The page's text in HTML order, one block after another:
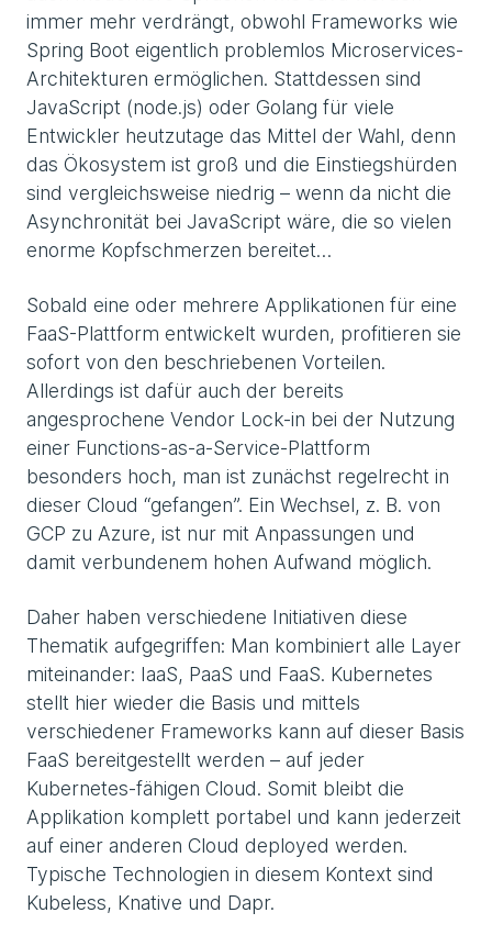
immer mehr verdrängt, obwohl Frameworks wie
Spring Boot eigentlich problemlos Microservices-
Architekturen ermöglichen. Stattdessen sind
JavaScript (node.js) oder Golang für viele
Entwickler heutzutage das Mittel der Wahl, denn
das Ökosystem ist groß und die Einstiegshürden
sind vergleichsweise niedrig – wenn da nicht die
Asynchronität bei JavaScript wäre, die so vielen
enorme Kopfschmerzen bereitet…
Sobald eine oder mehrere Applikationen für eine
FaaS-Plattform entwickelt wurden, profitieren sie
sofort von den beschriebenen Vorteilen.
Allerdings ist dafür auch der bereits
angesprochene Vendor Lock-in bei der Nutzung
einer Functions-as-a-Service-Plattform
besonders hoch, man ist zunächst regelrecht in
dieser Cloud “gefangen”. Ein Wechsel, z. B. von
GCP zu Azure, ist nur mit Anpassungen und
damit verbundenem hohen Aufwand möglich.
Daher haben verschiedene Initiativen diese
Thematik aufgegriffen: Man kombiniert alle Layer
miteinander: IaaS, PaaS und FaaS. Kubernetes
stellt hier wieder die Basis und mittels
verschiedener Frameworks kann auf dieser Basis
FaaS bereitgestellt werden – auf jeder
Kubernetes-fähigen Cloud. Somit bleibt die
Applikation komplett portabel und kann jederzeit
auf einer anderen Cloud deployed werden.
Typische Technologien in diesem Kontext sind
Kubeless, Knative und Dapr.